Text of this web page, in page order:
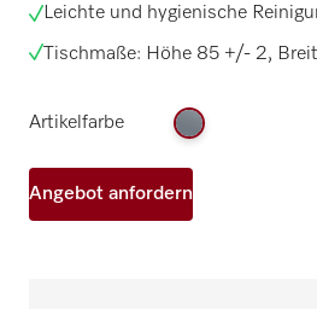
Leichte und hygienische
Tischmaße: Höhe 85 +/- 2,
Artikelfarbe
Angebot anfordern